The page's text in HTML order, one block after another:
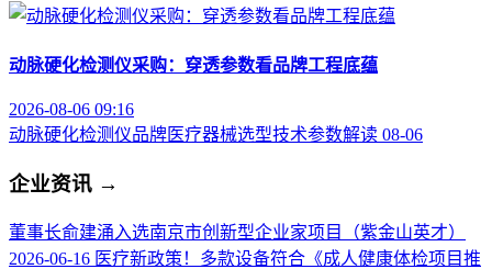
动脉硬化检测仪采购：穿透参数看品牌工程底蕴
2026-08-06 09:16
动脉硬化检测仪品牌医疗器械选型技术参数解读 08-06
企业资讯 →
董事长俞建涌入选南京市创新型企业家项目（紫金山英才）
2026-06-16 医疗新政策！多款设备符合《成人健康体检项目推